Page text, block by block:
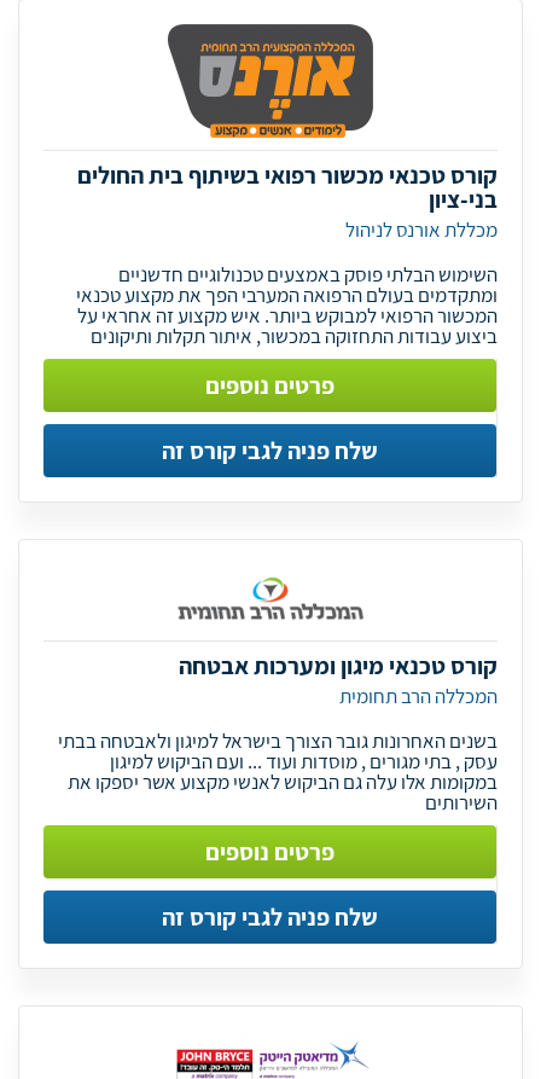
קורס טכנאי מכשור רפואי בשיתוף בית החולים
בני-ציון
מכללת אורנס לניהול
השימוש הבלתי פוסק באמצעים טכנולוגיים חדשניים
ומתקדמים בעולם הרפואה המערבי הפך את מקצוע טכנאי
המכשור הרפואי למבוקש ביותר. איש מקצוע זה אחראי על
ביצוע עבודות התחזוקה במכשור, איתור תקלות ותיקונים
פרטים נוספים
שלח פניה לגבי קורס זה
קורס טכנאי מיגון ומערכות אבטחה
המכללה הרב תחומית
בשנים האחרונות גובר הצורך בישראל למיגון ולאבטחה בבתי
עסק , בתי מגורים , מוסדות ועוד ... ועם הביקוש למיגון
במקומות אלו עלה גם הביקוש לאנשי מקצוע אשר יספקו את
השירותים
פרטים נוספים
שלח פניה לגבי קורס זה